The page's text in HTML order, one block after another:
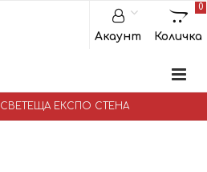
Акаунт
0
Количка
СВЕТЕЩА ЕКСПО СТЕНА